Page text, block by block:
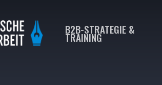
B2B-STRATEGIE &
TRAINING